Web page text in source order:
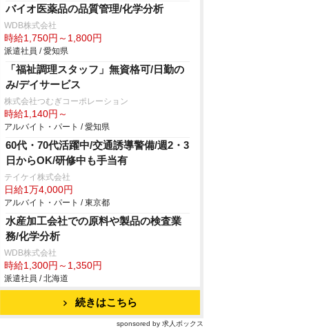
バイオ医薬品の品質管理/化学分析
WDB株式会社
時給1,750円～1,800円
派遣社員 / 愛知県
「福祉調理スタッフ」無資格可/日勤の
み/デイサービス
株式会社つむぎコーポレーション
時給1,140円～
アルバイト・パート / 愛知県
60代・70代活躍中/交通誘導警備/週2・3
日からOK/研修中も手当有
テイケイ株式会社
日給1万4,000円
アルバイト・パート / 東京都
水産加工会社での原料や製品の検査業
務/化学分析
WDB株式会社
時給1,300円～1,350円
派遣社員 / 北海道
続きはこちら
sponsored by 求人ボックス